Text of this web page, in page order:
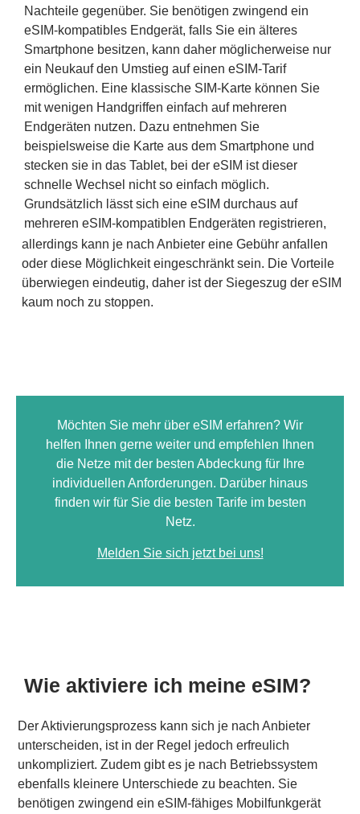
Nachteile gegenüber. Sie benötigen zwingend ein
eSIM-kompatibles Endgerät, falls Sie ein älteres
Smartphone besitzen, kann daher möglicherweise nur
ein Neukauf den Umstieg auf einen eSIM-Tarif
ermöglichen. Eine klassische SIM-Karte können Sie
mit wenigen Handgriffen einfach auf mehreren
Endgeräten nutzen. Dazu entnehmen Sie
beispielsweise die Karte aus dem Smartphone und
stecken sie in das Tablet, bei der eSIM ist dieser
schnelle Wechsel nicht so einfach möglich.
Grundsätzlich lässt sich eine eSIM durchaus auf
mehreren eSIM-kompatiblen Endgeräten registrieren,
allerdings kann je nach Anbieter eine Gebühr anfallen
oder diese Möglichkeit eingeschränkt sein. Die Vorteile
überwiegen eindeutig, daher ist der Siegeszug der eSIM
kaum noch zu stoppen.
Möchten Sie mehr über eSIM erfahren? Wir
helfen Ihnen gerne weiter und empfehlen Ihnen
die Netze mit der besten Abdeckung für Ihre
individuellen Anforderungen. Darüber hinaus
finden wir für Sie die besten Tarife im besten
Netz.
Melden Sie sich jetzt bei uns!
Wie aktiviere ich meine eSIM?
Der Aktivierungsprozess kann sich je nach Anbieter
unterscheiden, ist in der Regel jedoch erfreulich
unkompliziert. Zudem gibt es je nach Betriebssystem
ebenfalls kleinere Unterschiede zu beachten. Sie
benötigen zwingend ein eSIM-fähiges Mobilfunkgerät